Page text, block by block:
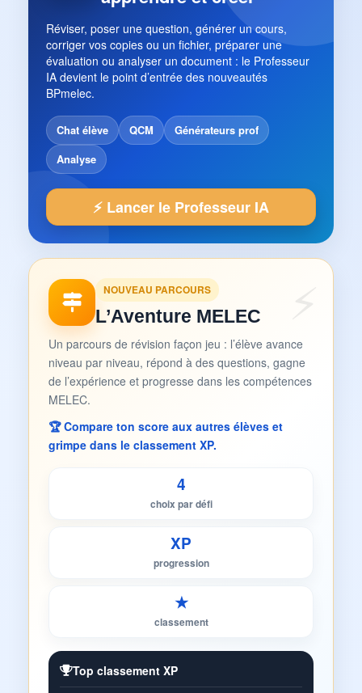
Réviser, poser une question, générer un cours,
corriger vos copies ou un fichier, préparer une
évaluation ou analyser un document : le Professeur
IA devient le point d’entrée des nouveautés
BPmelec.
Chat élève QCM
Générateurs prof
Analyse
⚡ Lancer le Professeur IA
NOUVEAU PARCOURS
L’Aventure MELEC
Un parcours de révision façon jeu : l’élève avance
niveau par niveau, répond à des questions, gagne
de l’expérience et progresse dans les compétences
MELEC.
🏆 Compare ton score aux autres élèves et
grimpe dans le classement XP.
4
choix par défi
XP
progression
★
classement
Top classement XP